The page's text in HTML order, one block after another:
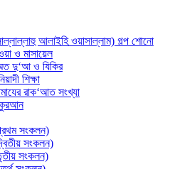
আলাইহি ওয়াসাল্লাম) গল্প শোনো
ও মাসায়েল
দু‘আ ও যিকির
শিক্ষা
রাক‘আত সংখ্যা
সংকলন)
সংকলন)
সংকলন)